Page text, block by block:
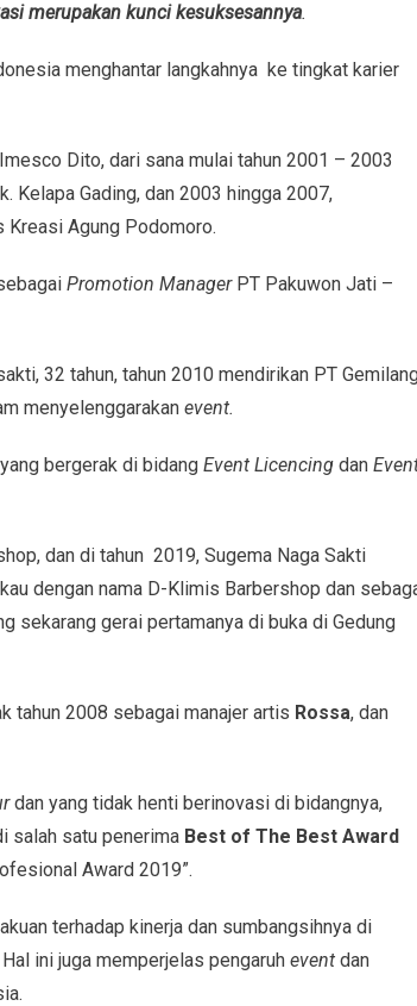
merupakan kunci kesuksesannya.
menghantar langkahnya ke tingkat karier
Dito, dari sana mulai tahun 2001 – 2003
Kelapa Gading, dan 2003 hingga 2007,
Kreasi Agung Podomoro.
Promotion ManagerPT Pakuwon Jati –
32 tahun, tahun 2010 mendirikan PT
menyelenggarakan event.
bergerak di bidang Event Licencingdan
dan di tahun 2019, Sugema Naga Sakti
dengan nama D-Klimis Barbershop dan
sekarang gerai pertamanya di buka di Gedung
tahun 2008 sebagai manajer artis Rossa, dan
dan yang tidak henti berinovasi di bidangnya,
salah satu penerima Best of The Best Award
Award 2019”.
terhadap kinerja dan sumbangsihnya di
ini juga memperjelas pengaruh event dan